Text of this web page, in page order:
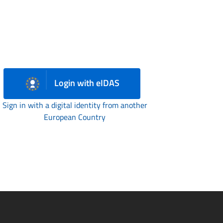
Login with eIDAS
Sign in with a digital identity from another
European Country